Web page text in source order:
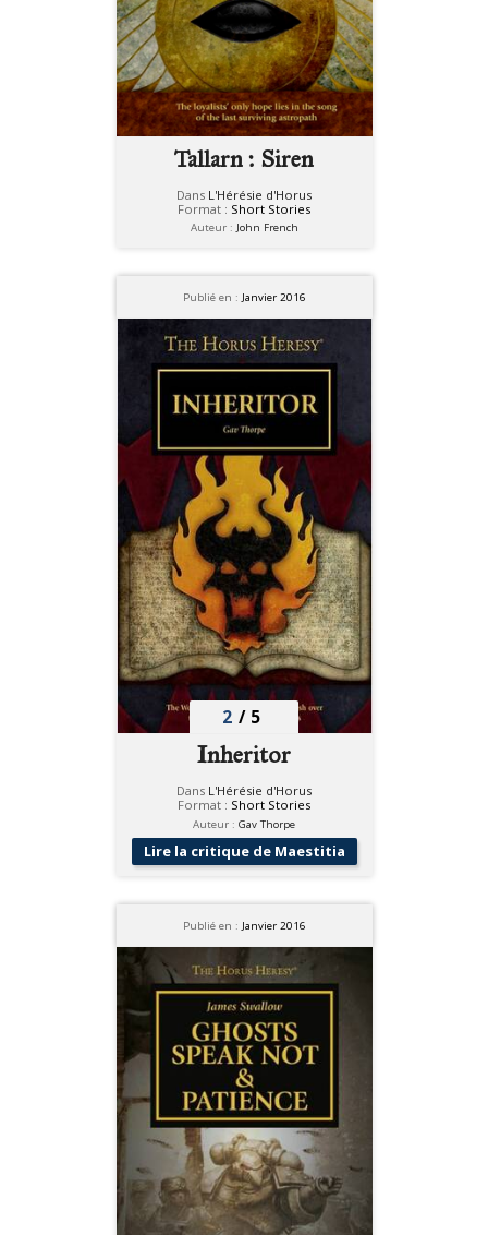
Tallarn : Siren
Dans L'Hérésie d'Horus
Format : Short Stories
Auteur : John French
Publié en : Janvier 2016
2 / 5
Inheritor
Dans L'Hérésie d'Horus
Format : Short Stories
Auteur : Gav Thorpe
Lire la critique de Maestitia
Publié en : Janvier 2016